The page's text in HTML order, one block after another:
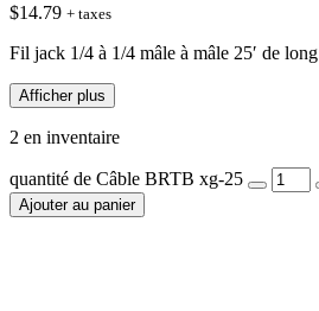
$14.79 + taxes
Fil jack 1/4 à 1/4 mâle à mâle 25′ de long
Afficher plus
2 en inventaire
quantité de Câble BRTB xg-25
Ajouter au panier